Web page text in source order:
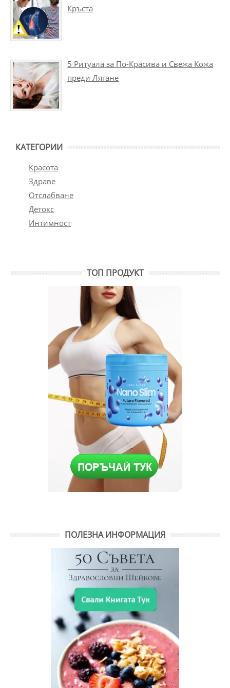
Кръста
5 Ритуала за По-Красива и Свежа Кожа
преди Лягане
КАТЕГОРИИ
Красота
Здраве
Отслабване
Детокс
Интимност
ТОП ПРОДУКТ
ПОЛЕЗНА ИНФОРМАЦИЯ